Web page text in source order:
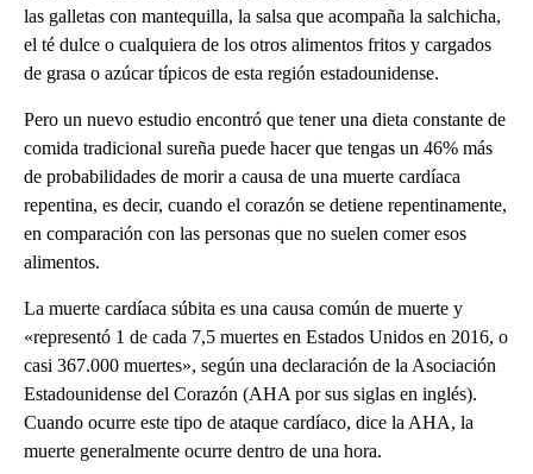
las galletas con mantequilla, la salsa que acompaña la salchicha,
el té dulce o cualquiera de los otros alimentos fritos y cargados
de grasa o azúcar típicos de esta región estadounidense.
Pero un nuevo estudio encontró que tener una dieta constante de
comida tradicional sureña puede hacer que tengas un 46% más
de probabilidades de morir a causa de una muerte cardíaca
repentina, es decir, cuando el corazón se detiene repentinamente,
en comparación con las personas que no suelen comer esos
alimentos.
La muerte cardíaca súbita es una causa común de muerte y
«representó 1 de cada 7,5 muertes en Estados Unidos en 2016, o
casi 367.000 muertes», según una declaración de la Asociación
Estadounidense del Corazón (AHA por sus siglas en inglés).
Cuando ocurre este tipo de ataque cardíaco, dice la AHA, la
muerte generalmente ocurre dentro de una hora.